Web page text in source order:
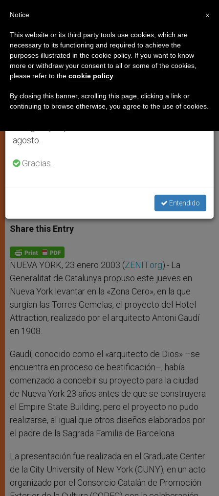
Proponen un proyecto de Gaudí
para la «Zona Cero» en Nueva
York
El Hotel Attraction debía ser un
trascendencia
ARTE Y CULTURA
a
t
s
p
p
s
s
e
g
e
r
c
e
b
o
k
i a
Share this Entry
NUEVA YORK, 23 enero 2003 (ZENIT.org).- La
Generalitat de Catalunya propuso este jueves en
Nueva York levantar en la «Zona Cero», en la que
surgían las Torres Gemelas, el proyecto del Hotel
Attraction, realizado por el arquitecto Antoni Gaudí
en 1908.
Gaudí, conocido como el «arquitecto de Dios» –se
encuentra en proceso de beatificación–, había
comenzado a concebir su proyecto para la ciudad
de Nueva York 23 años antes de que se construyera
el Empire State Building, pero el proyecto no pudo
realizarse, al igual que otros diseños elaborados por
el padre de la Sagrada Familia de Barcelona.
La presentación fue realizada en el Graduate Center
de la City University of New York (CUNY), en un acto
organizado por el Consorcio Catalán de Promoción
×
Aviso importante
Del 27 de julio al 7 de agosto haremos la pausa
anual, aprovechando que en el periodo de verano
se generan menos informaciones y también el
agosto.
Gracias.
Entendido
x
Notice
This website or its third party tools use cookies, which are
necessary to its functioning and required to achieve the
purposes illustrated in the cookie policy. If you want to know
more or withdraw your consent to all or some of the cookies,
please refer to the cookie policy
By closing this banner, scrolling this page, clicking a link or
continuing to browse otherwise, you agree to the use of cookies.